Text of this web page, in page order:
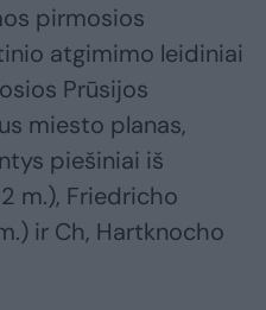
pirmosios
atgimimo leidiniai
Prūsijos
miesto planas,
piešiniai iš
m.), Friedricho
ir Ch, Hartknocho